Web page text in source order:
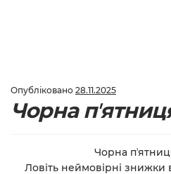
Опубліковано 28.11.2025
Чорна
Чорна
Ловіть неймовірні знижки